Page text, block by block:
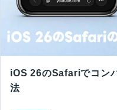
iOS 26のSafariでコン
法